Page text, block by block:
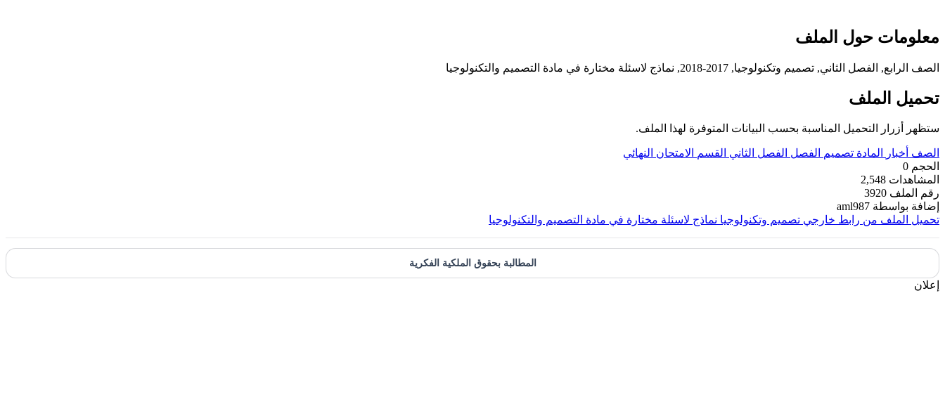
معلومات حول الملف
الصف الرابع, الفصل الثاني, تصميم وتكنولوجيا, 2017-2018, نماذج لاسئلة مختارة في مادة التصميم والتكنولوجيا
تحميل الملف
ستظهر أزرار التحميل المناسبة بحسب البيانات المتوفرة لهذا الملف.
الصف أخبار المادة تصميم الفصل الفصل الثاني القسم الامتحان النهائي
الحجم 0
المشاهدات 2,548
رقم الملف 3920
إضافة بواسطة aml987
تحميل الملف من رابط خارجي تصميم وتكنولوجيا نماذج لاسئلة مختارة في مادة التصميم والتكنولوجيا
المطالبة بحقوق الملكية الفكرية
إعلان